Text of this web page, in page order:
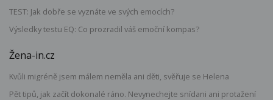
TEST: Jak dobře se vyznáte ve svých emocích?
Výsledky testu EQ: Co prozradil váš emoční kompas?
Žena-in.cz
Kvůli migréně jsem málem neměla ani děti, svěřuje se Helena
Pět tipů, jak začít dokonalé ráno. Nevynechejte snídani ani protažení